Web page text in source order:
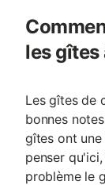
les gîtes
Les gîtes de
bonnes
gîtes ont une
penser
problème le